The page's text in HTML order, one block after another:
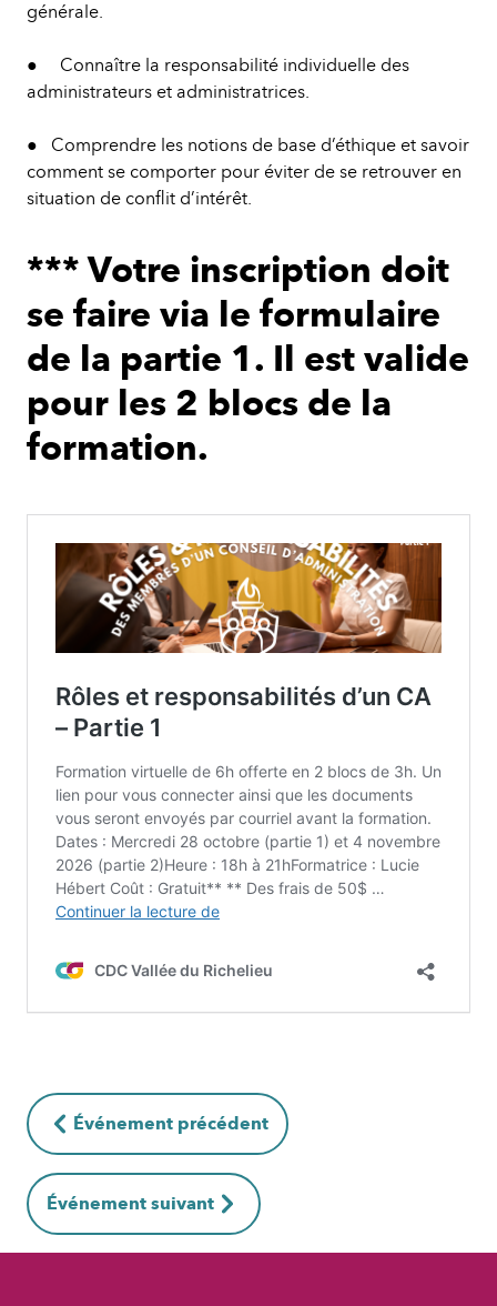
générale.
● Connaître la responsabilité individuelle des
administrateurs et administratrices.
● Comprendre les notions de base d’éthique et savoir
comment se comporter pour éviter de se retrouver en
situation de conflit d’intérêt.
*** Votre inscription doit
se faire via le formulaire
de la partie 1. Il est valide
pour les 2 blocs de la
formation.
Événement précédent
Événement suivant